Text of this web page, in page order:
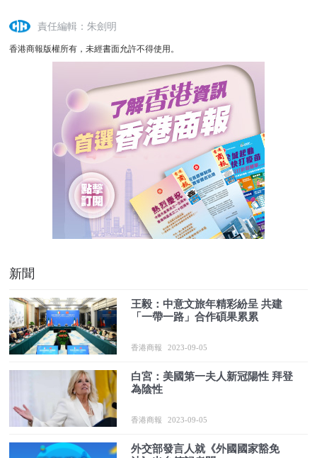
責任編輯：朱劍明
香港商報版權所有，未經書面允許不得使用。
新聞
王毅：中意文旅年精彩紛呈 共建
「一帶一路」合作碩果累累
香港商報 2023-09-05
白宮：美國第一夫人新冠陽性 拜登
為陰性
香港商報 2023-09-05
外交部發言人就《外國國家豁免